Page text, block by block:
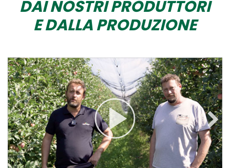
DAI NOSTRI PRODUTTORI
E DALLA PRODUZIONE